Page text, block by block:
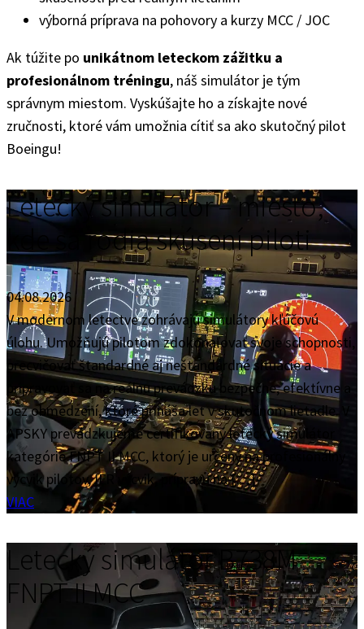
výborná príprava na pohovory a kurzy MCC / JOC
Ak túžite po unikátnom leteckom zážitku a
profesionálnom tréningu, náš simulátor je tým
správnym miestom. Vyskúšajte ho a získajte nové
zručnosti, ktoré vám umožnia cítiť sa ako skutočný pilot
Boeingu!
Letecký simulátor – miesto,
kde sa rodia skúsení piloti
04.08.2026
V modernom letectve zohrávajú simulátory kľúčovú
úlohu. Umožňujú pilotom zdokonaľovať svoje schopnosti,
precvičovať štandardné aj neštandardné situácie a
pripravovať sa na reálnu prevádzku bezpečne, efektívne a
bez obmedzení, ktoré prináša let v skutočnom lietadle. V
APSKY prevádzkujeme certifikovaný letecký simulátor
kategórie FNPT II MCC, ktorý je určený na profesionálny
výcvik pilotov, IFR výcvik, prípravu na […]
VIAC
Letecký simulátor B738M
FNPT II MCC